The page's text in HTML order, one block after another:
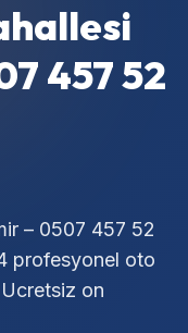
457 52
– 0507 457 52
profesyonel oto
on